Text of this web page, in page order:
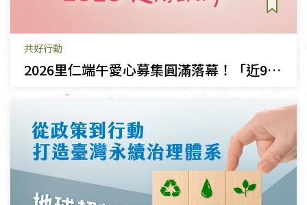
共好行動
2026里仁端午愛心募集圓滿落幕！「近9萬顆粽心意，溫情串聯中」